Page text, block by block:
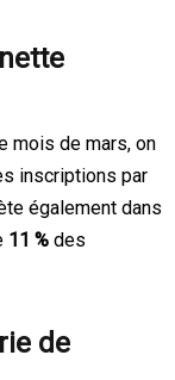
mois de mars, on
inscriptions par
également dans
11 % des
de